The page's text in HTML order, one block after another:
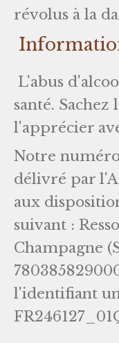
révolus à la
L'abus
santé.
l'apprécier
Notre
délivré par
aux
suivant :
Champagne
l'identifiant